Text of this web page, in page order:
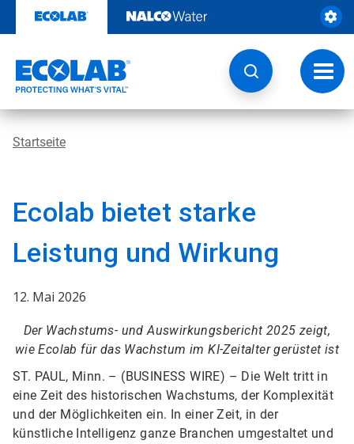
Inhalt
Startseite
Ecolab bietet starke
Leistung und Wirkung
12. Mai 2026
Der Wachstums- und Auswirkungsbericht 2025 zeigt,
wie Ecolab für das Wachstum im KI-Zeitalter gerüstet ist
ST. PAUL, Minn. – (BUSINESS WIRE) – Die Welt tritt in
eine Zeit des historischen Wachstums, der Komplexität
und der Möglichkeiten ein. In einer Zeit, in der
künstliche Intelligenz ganze Branchen umgestaltet und